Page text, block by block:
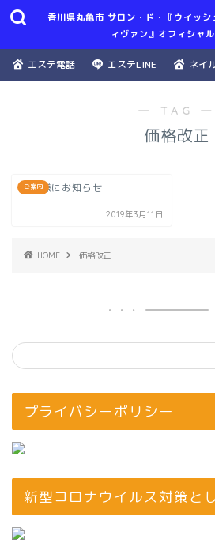
香川県丸亀市 サロン・ド・『ウイッ
ィヴァン』オフィシャ
エステ電話 エステLINE ネイ
― TAG ―
価格改正
ご案内
お客様にお知らせ
2019年3月11日
HOME 価格改正
プライバシーポリシー
新型コロナウイルス対策と